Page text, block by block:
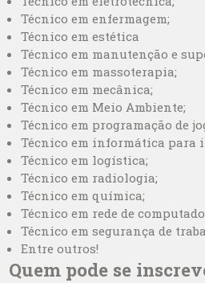
Técnico em enfermagem;
Técnico em estética
Técnico em manutenção e
Técnico em massoterapia;
Técnico em mecânica;
Técnico em Meio Ambiente;
Técnico em programação de
Técnico em informática para
Técnico em logística;
Técnico em radiologia;
Técnico em química;
Técnico em rede de
Técnico em segurança de
Entre outros!
Quem pode se